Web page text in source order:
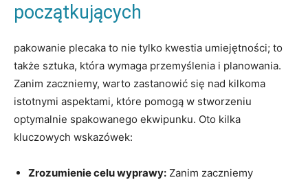
początkujących
pakowanie plecaka to nie tylko kwestia umiejętności; to
także sztuka, która wymaga przemyślenia i planowania.
⁤Zanim zaczniemy, warto zastanowić się ⁢nad kilkoma
istotnymi aspektami, które pomogą w stworzeniu
optymalnie spakowanego ekwipunku. Oto kilka
kluczowych wskazówek:
Zrozumienie celu wyprawy: Zanim zaczniemy